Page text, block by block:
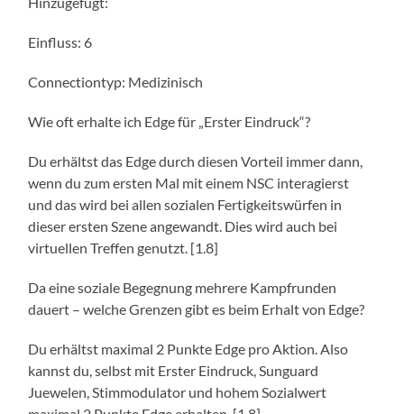
Einfluss: 6
Connectiontyp: Medizinisch
Wie oft erhalte ich Edge für „Erster Eindruck“?
Du erhältst das Edge durch diesen Vorteil immer dann,
wenn du zum ersten Mal mit einem NSC interagierst
und das wird bei allen sozialen Fertigkeitswürfen in
dieser ersten Szene angewandt. Dies wird auch bei
virtuellen Treffen genutzt. [1.8]
Da eine soziale Begegnung mehrere Kampfrunden
dauert – welche Grenzen gibt es beim Erhalt von Edge?
Du erhältst maximal 2 Punkte Edge pro Aktion. Also
kannst du, selbst mit Erster Eindruck, Sunguard
Juewelen, Stimmodulator und hohem Sozialwert